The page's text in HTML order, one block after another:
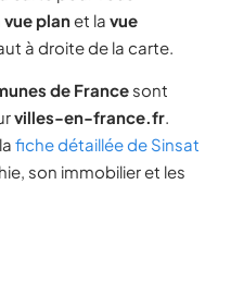
vue planet la vue
à droite de la carte.
de France sont
villes-en-france.fr.
fiche détaillée de Sinsat
son immobilier et les